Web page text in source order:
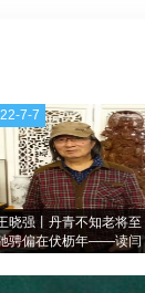
晓强丨丹青不知老将至
骋偏在伏枥年——读闫
7-7